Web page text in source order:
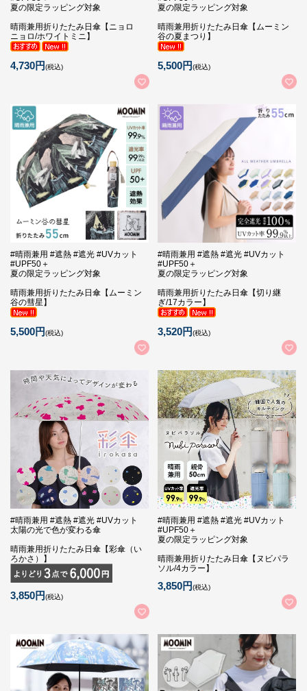
夏の限定ラッピング対象
晴雨兼用折りたたみ日傘【ニョロ
ニョロ/ホワイトミニ】
4,730円(税込)
夏の限定ラッピング対象
晴雨兼用折りたたみ日傘【ムーミン
谷の夏まつり】
5,500円(税込)
#晴雨兼用 #遮熱 #遮光 #UVカット
#UPF50＋
夏の限定ラッピング対象
晴雨兼用折りたたみ日傘【ムーミン
谷の彗星】
5,500円(税込)
#晴雨兼用 #遮熱 #遮光 #UVカット
#UPF50＋
夏の限定ラッピング対象
晴雨兼用折りたたみ日傘【切り継
ぎ/17カラー】
3,520円(税込)
#晴雨兼用 #遮熱 #遮光 #UVカット
太陽の光で色が変わる傘
晴雨兼用折りたたみ日傘【彩傘（い
ろかさ）】
3,850円(税込)
#晴雨兼用 #遮熱 #遮光 #UVカット
#UPF50＋
夏の限定ラッピング対象
晴雨兼用折りたたみ日傘【ヌビパラ
ソル/4カラー】
3,850円(税込)